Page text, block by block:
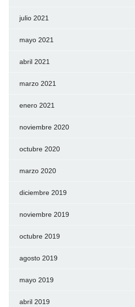
julio 2021
mayo 2021
abril 2021
marzo 2021
enero 2021
noviembre 2020
octubre 2020
marzo 2020
diciembre 2019
noviembre 2019
octubre 2019
agosto 2019
mayo 2019
abril 2019